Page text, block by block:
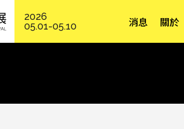
2026
05.01-05.10
消息 關於